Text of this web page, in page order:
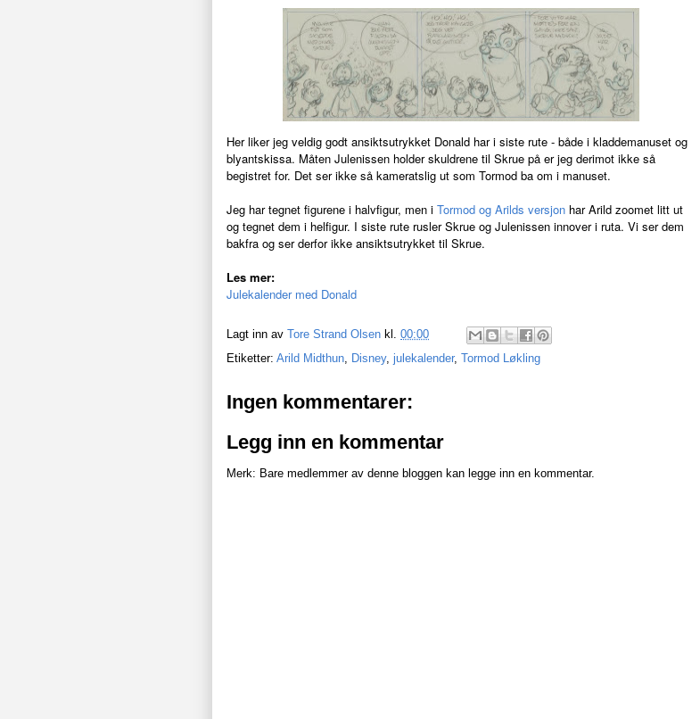
Her liker jeg veldig godt ansiktsutrykket Donald har i siste rute - både i kladdemanuset og
blyantskissa. Måten Julenissen holder skuldrene til Skrue på er jeg derimot ikke så
begistret for. Det ser ikke så kameratslig ut som Tormod ba om i manuset.
Jeg har tegnet figurene i halvfigur, men i Tormod og Arilds versjon har Arild zoomet litt ut
og tegnet dem i helfigur. I siste rute rusler Skrue og Julenissen innover i ruta. Vi ser dem
bakfra og ser derfor ikke ansiktsutrykket til Skrue.
Les mer:
Julekalender med Donald
Lagt inn av Tore Strand Olsen kl. 00:00
Etiketter: Arild Midthun Disney, julekalender, Tormod Løkling
Ingen kommentarer:
Legg inn en kommentar
Merk: Bare medlemmer av denne bloggen kan legge inn en kommentar.